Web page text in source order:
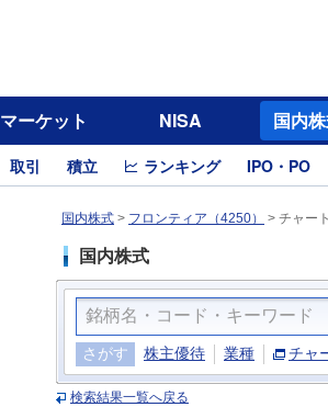
マーケット NISA 国内
取引 積立 ランキング IPO・PO
国内株式 > フロンティア（4250） > チャー
国内株式
さがす 株主優待 業種 チャ
検索結果一覧へ戻る